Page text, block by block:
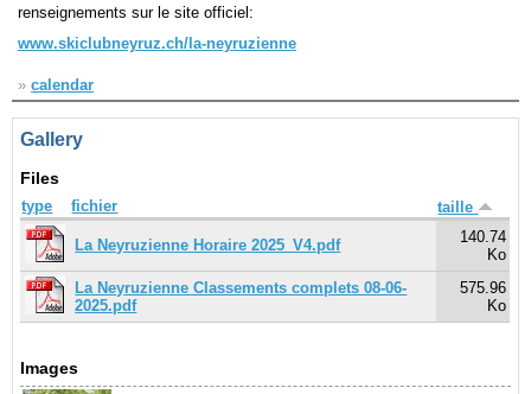
Créer un nouveau compte
Demander un nouveau mot de passe
renseignements sur le site officiel:
www.skiclubneyruz.ch/la-neyruzienne
» calendar
Gallery
Files
type fichier taille
La Neyruzienne Horaire 2025_V4.pdf
140.74
Ko
La Neyruzienne Classements complets 08-06-
2025.pdf
575.96
Ko
Images